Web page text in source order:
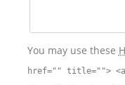
You may use these
href="" title="">